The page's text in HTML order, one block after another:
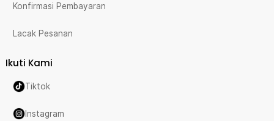
Konfirmasi Pembayaran
Lacak Pesanan
Ikuti Kami
Tiktok
Instagram